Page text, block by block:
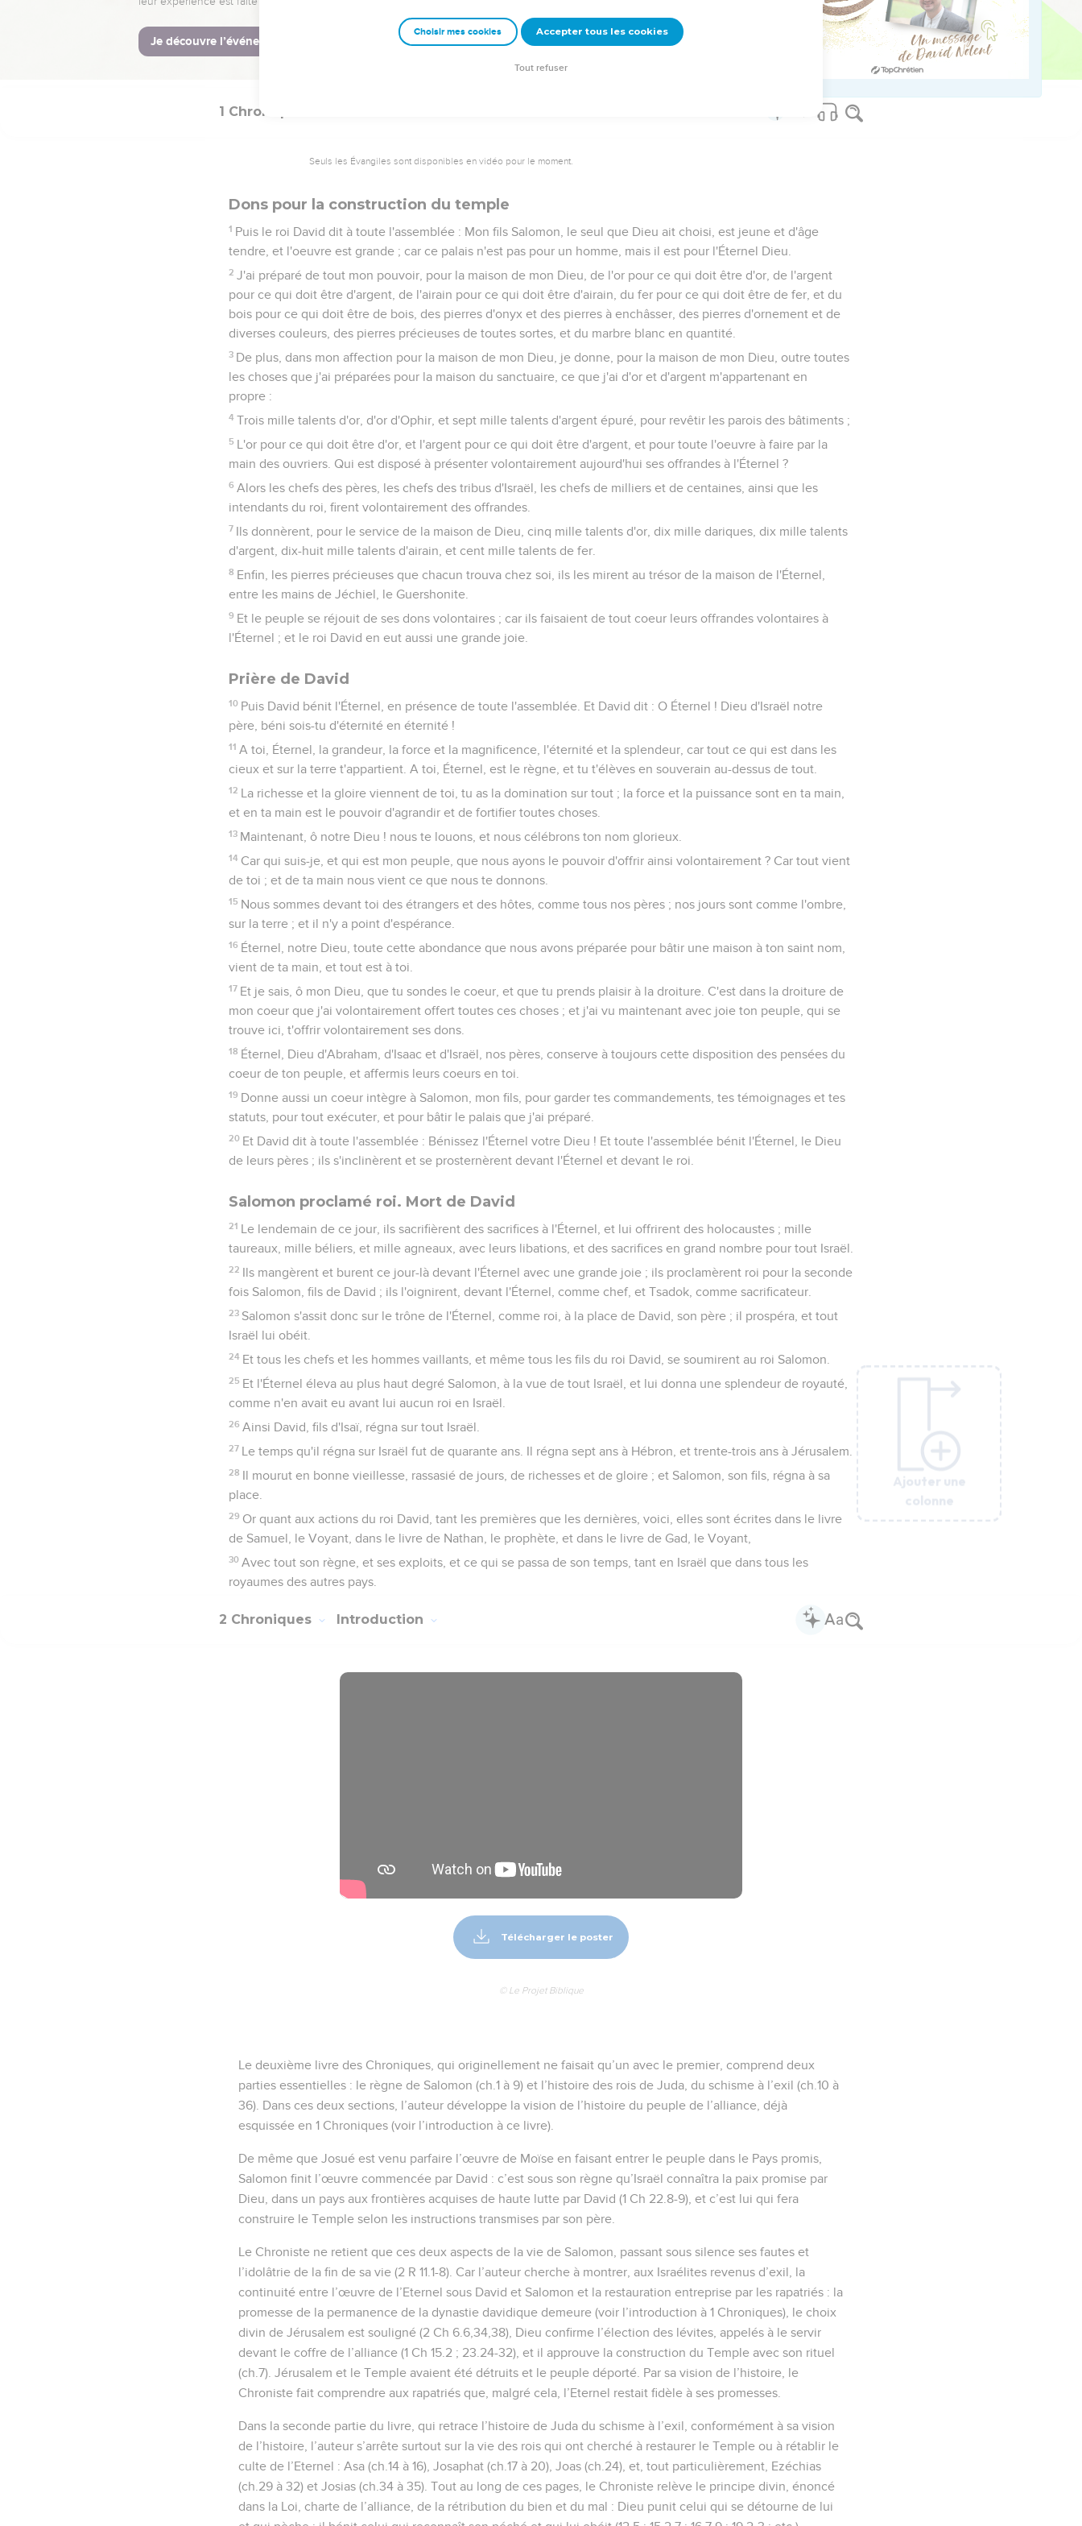
Et voici les classes des sacrificateurs et des Lévites, pour tout le service de la maison de Dieu ; et tu as avec
toi, pour toute l'oeuvre, tous les hommes de bonne volonté, experts pour toute sorte de service ; et les chefs et
tout le peuple sont prêts à exécuter tout ce que tu diras.
Ajouter une
colonne
1 Chroniques
Seuls les Évangiles sont disponibles en vidéo pour le moment.
Dons pour la construction du temple
1 Puis le roi David dit à toute l'assemblée : Mon fils Salomon, le seul que Dieu ait choisi, est jeune et d'âge
tendre, et l'oeuvre est grande ; car ce palais n'est pas pour un homme, mais il est pour l'Éternel Dieu.
2 J'ai préparé de tout mon pouvoir, pour la maison de mon Dieu, de l'or pour ce qui doit être d'or, de l'argent
pour ce qui doit être d'argent, de l'airain pour ce qui doit être d'airain, du fer pour ce qui doit être de fer, et du
bois pour ce qui doit être de bois, des pierres d'onyx et des pierres à enchâsser, des pierres d'ornement et de
diverses couleurs, des pierres précieuses de toutes sortes, et du marbre blanc en quantité.
3 De plus, dans mon affection pour la maison de mon Dieu, je donne, pour la maison de mon Dieu, outre toutes
les choses que j'ai préparées pour la maison du sanctuaire, ce que j'ai d'or et d'argent m'appartenant en
propre :
4 Trois mille talents d'or, d'or d'Ophir, et sept mille talents d'argent épuré, pour revêtir les parois des bâtiments ;
5 L'or pour ce qui doit être d'or, et l'argent pour ce qui doit être d'argent, et pour toute l'oeuvre à faire par la
main des ouvriers. Qui est disposé à présenter volontairement aujourd'hui ses offrandes à l'Éternel ?
6 Alors les chefs des pères, les chefs des tribus d'Israël, les chefs de milliers et de centaines, ainsi que les
intendants du roi, firent volontairement des offrandes.
7 Ils donnèrent, pour le service de la maison de Dieu, cinq mille talents d'or, dix mille dariques, dix mille talents
d'argent, dix-huit mille talents d'airain, et cent mille talents de fer.
8 Enfin, les pierres précieuses que chacun trouva chez soi, ils les mirent au trésor de la maison de l'Éternel,
entre les mains de Jéchiel, le Guershonite.
9 Et le peuple se réjouit de ses dons volontaires ; car ils faisaient de tout coeur leurs offrandes volontaires à
l'Éternel ; et le roi David en eut aussi une grande joie.
Prière de David
10 Puis David bénit l'Éternel, en présence de toute l'assemblée. Et David dit : O Éternel ! Dieu d'Israël notre
père, béni sois-tu d'éternité en éternité !
11 A toi, Éternel, la grandeur, la force et la magnificence, l'éternité et la splendeur, car tout ce qui est dans les
cieux et sur la terre t'appartient. A toi, Éternel, est le règne, et tu t'élèves en souverain au-dessus de tout.
12 La richesse et la gloire viennent de toi, tu as la domination sur tout ; la force et la puissance sont en ta main,
et en ta main est le pouvoir d'agrandir et de fortifier toutes choses.
13 Maintenant, ô notre Dieu ! nous te louons, et nous célébrons ton nom glorieux.
14 Car qui suis-je, et qui est mon peuple, que nous ayons le pouvoir d'offrir ainsi volontairement ? Car tout vient
de toi ; et de ta main nous vient ce que nous te donnons.
15 Nous sommes devant toi des étrangers et des hôtes, comme tous nos pères ; nos jours sont comme l'ombre,
sur la terre ; et il n'y a point d'espérance.
16 Éternel, notre Dieu, toute cette abondance que nous avons préparée pour bâtir une maison à ton saint nom,
vient de ta main, et tout est à toi.
17 Et je sais, ô mon Dieu, que tu sondes le coeur, et que tu prends plaisir à la droiture. C'est dans la droiture de
mon coeur que j'ai volontairement offert toutes ces choses ; et j'ai vu maintenant avec joie ton peuple, qui se
trouve ici, t'offrir volontairement ses dons.
18 Éternel, Dieu d'Abraham, d'Isaac et d'Israël, nos pères, conserve à toujours cette disposition des pensées du
coeur de ton peuple, et affermis leurs coeurs en toi.
19 Donne aussi un coeur intègre à Salomon, mon fils, pour garder tes commandements, tes témoignages et tes
statuts, pour tout exécuter, et pour bâtir le palais que j'ai préparé.
20 Et David dit à toute l'assemblée : Bénissez l'Éternel votre Dieu ! Et toute l'assemblée bénit l'Éternel, le Dieu
de leurs pères ; ils s'inclinèrent et se prosternèrent devant l'Éternel et devant le roi.
Salomon proclamé roi. Mort de David
21 Le lendemain de ce jour, ils sacrifièrent des sacrifices à l'Éternel, et lui offrirent des holocaustes ; mille
taureaux, mille béliers, et mille agneaux, avec leurs libations, et des sacrifices en grand nombre pour tout Israël.
22 Ils mangèrent et burent ce jour-là devant l'Éternel avec une grande joie ; ils proclamèrent roi pour la seconde
fois Salomon, fils de David ; ils l'oignirent, devant l'Éternel, comme chef, et Tsadok, comme sacrificateur.
23 Salomon s'assit donc sur le trône de l'Éternel, comme roi, à la place de David, son père ; il prospéra, et tout
Israël lui obéit.
24 Et tous les chefs et les hommes vaillants, et même tous les fils du roi David, se soumirent au roi Salomon.
25 Et l'Éternel éleva au plus haut degré Salomon, à la vue de tout Israël, et lui donna une splendeur de royauté,
comme n'en avait eu avant lui aucun roi en Israël.
26 Ainsi David, fils d'Isaï, régna sur tout Israël.
27 Le temps qu'il régna sur Israël fut de quarante ans. Il régna sept ans à Hébron, et trente-trois ans à Jérusalem.
28 Il mourut en bonne vieillesse, rassasié de jours, de richesses et de gloire ; et Salomon, son fils, régna à sa
place.
29 Or quant aux actions du roi David, tant les premières que les dernières, voici, elles sont écrites dans le livre
de Samuel, le Voyant, dans le livre de Nathan, le prophète, et dans le livre de Gad, le Voyant,
30 Avec tout son règne, et ses exploits, et ce qui se passa de son temps, tant en Israël que dans tous les
royaumes des autres pays.
Ajouter une
colonne
2 Chroniques Introduction
Télécharger le poster
© Le Projet Biblique
Le deuxième livre des Chroniques, qui originellement ne faisait qu’un avec le premier, comprend deux
parties essentielles : le règne de Salomon (ch.1 à 9) et l’histoire des rois de Juda, du schisme à l’exil (ch.10 à
36). Dans ces deux sections, l’auteur développe la vision de l’histoire du peuple de l’alliance, déjà
esquissée en 1 Chroniques (voir l’introduction à ce livre).
De même que Josué est venu parfaire l’œuvre de Moïse en faisant entrer le peuple dans le Pays promis,
Salomon finit l’œuvre commencée par David : c’est sous son règne qu’Israël connaîtra la paix promise par
Dieu, dans un pays aux frontières acquises de haute lutte par David (1 Ch 22.8-9), et c’est lui qui fera
construire le Temple selon les instructions transmises par son père.
Le Chroniste ne retient que ces deux aspects de la vie de Salomon, passant sous silence ses fautes et
l’idolâtrie de la fin de sa vie (2 R 11.1-8). Car l’auteur cherche à montrer, aux Israélites revenus d’exil, la
continuité entre l’œuvre de l’Eternel sous David et Salomon et la restauration entreprise par les rapatriés : la
promesse de la permanence de la dynastie davidique demeure (voir l’introduction à 1 Chroniques), le choix
divin de Jérusalem est souligné (2 Ch 6.6,34,38), Dieu confirme l’élection des lévites, appelés à le servir
devant le coffre de l’alliance (1 Ch 15.2 ; 23.24-32), et il approuve la construction du Temple avec son rituel
(ch.7). Jérusalem et le Temple avaient été détruits et le peuple déporté. Par sa vision de l’histoire, le
Chroniste fait comprendre aux rapatriés que, malgré cela, l’Eternel restait fidèle à ses promesses.
Dans la seconde partie du livre, qui retrace l’histoire de Juda du schisme à l’exil, conformément à sa vision
de l’histoire, l’auteur s’arrête surtout sur la vie des rois qui ont cherché à restaurer le Temple ou à rétablir le
culte de l’Eternel : Asa (ch.14 à 16), Josaphat (ch.17 à 20), Joas (ch.24), et, tout particulièrement, Ezéchias
(ch.29 à 32) et Josias (ch.34 à 35). Tout au long de ces pages, le Chroniste relève le principe divin, énoncé
dans la Loi, charte de l’alliance, de la rétribution du bien et du mal : Dieu punit celui qui se détourne de lui
Ajouter une
colonne
Ajouter une
colonne
Ajouter une
colonne
Ajouter une
colonne
Choisir mes cookies Accepter tous les cookies
Tout refuser